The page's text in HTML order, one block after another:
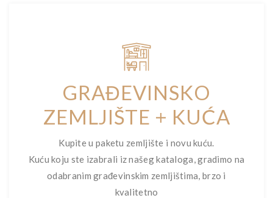
GRAĐEVINSKO
ZEMLJIŠTE + KUĆA
Kupite u paketu zemljište i novu kuću.
Kuću koju ste izabrali iz našeg kataloga, gradimo na
odabranim građevinskim zemljištima, brzo i
kvalitetno